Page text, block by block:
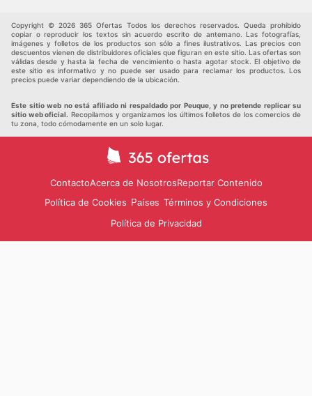
Copyright © 2026 365 Ofertas Todos los derechos reservados. Queda prohibido
copiar o reproducir los textos sin acuerdo escrito de antemano. Las fotografías,
imágenes y folletos de los productos son sólo a fines ilustrativos. Las precios con
descuentos vienen de distribuidores oficiales que figuran en este sitio. Las ofertas son
válidas desde y hasta la fecha de vencimiento o hasta agotar stock. El objetivo de
este sitio es informativo y no puede ser usado para reclamar los productos. Los
precios puede variar dependiendo de la ubicación.
Este sitio web no está afiliado ni respaldado por Peuque, y no pretende replicar su
sitio web oficial. Recopilamos y organizamos los últimos folletos de los comercios de
tu zona, todo cómodamente en un solo lugar.
ContactoAcerca de NosotrosReportar Contenido
Política de Cookies Países Términos y Condiciones
Política de Privacidad